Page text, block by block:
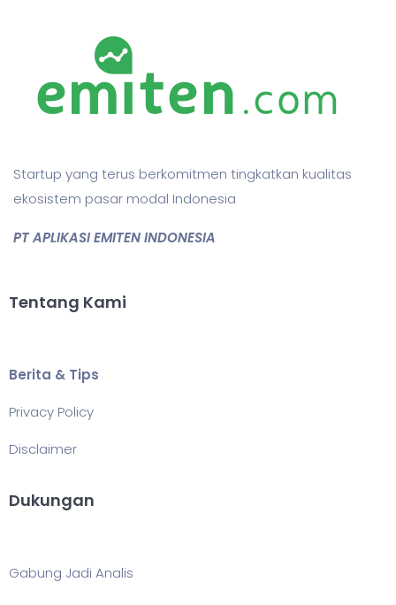
Startup yang terus berkomitmen tingkatkan kualitas
ekosistem pasar modal Indonesia
PT APLIKASI EMITEN INDONESIA
Tentang Kami
Berita & Tips
Privacy Policy
Disclaimer
Dukungan
Gabung Jadi Analis